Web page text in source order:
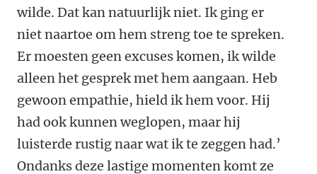
wilde. Dat kan natuurlijk niet. Ik ging er
niet naartoe om hem streng toe te spreken.
Er moesten geen excuses komen, ik wilde
alleen het gesprek met hem aangaan. Heb
gewoon empathie, hield ik hem voor. Hij
had ook kunnen weglopen, maar hij
luisterde rustig naar wat ik te zeggen had.’
Ondanks deze lastige momenten komt ze